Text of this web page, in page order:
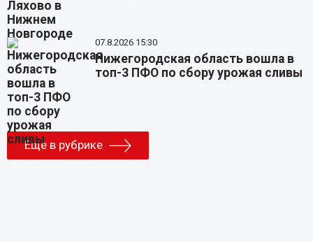
07.8.2026 15:30
Нижегородская область вошла в
топ-3 ПФО по сбору урожая сливы
Еще в рубрике